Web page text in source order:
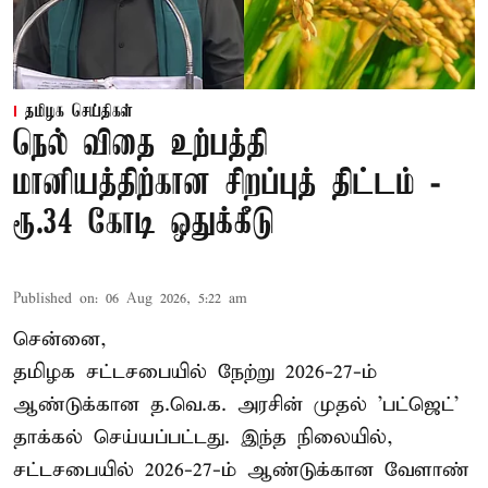
தமிழக செய்திகள்
நெல் விதை உற்பத்தி
மானியத்திற்கான சிறப்புத் திட்டம் -
ரூ.34 கோடி ஒதுக்கீடு
Published on: 06 Aug 2026, 5:22 am
சென்னை,
தமிழக சட்டசபையில் நேற்று 2026-27-ம்
ஆண்டுக்கான த.வெ.க. அரசின் முதல் 'பட்ஜெட்'
தாக்கல் செய்யப்பட்டது. இந்த நிலையில்,
சட்டசபையில் 2026-27-ம் ஆண்டுக்கான வேளாண்